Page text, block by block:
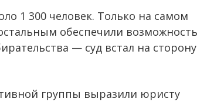
1 300 человек. Только на самом
обеспечили возможность
— суд встал на сторону
группы выразили юристу